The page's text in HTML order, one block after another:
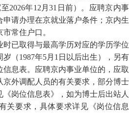
2026年12月31日前）。应聘京内事
请办理在京就业落户条件；京内生
常住户口。
时已取得与最高学历对应的学历学位
岁（1987年5月1日以后出生），另有
息表。应聘京内事业单位的，应取
外调配人员的有关要求，部分博士
岗位信息表》，如为博士后出站人
关要求，具体要求详见《岗位信息